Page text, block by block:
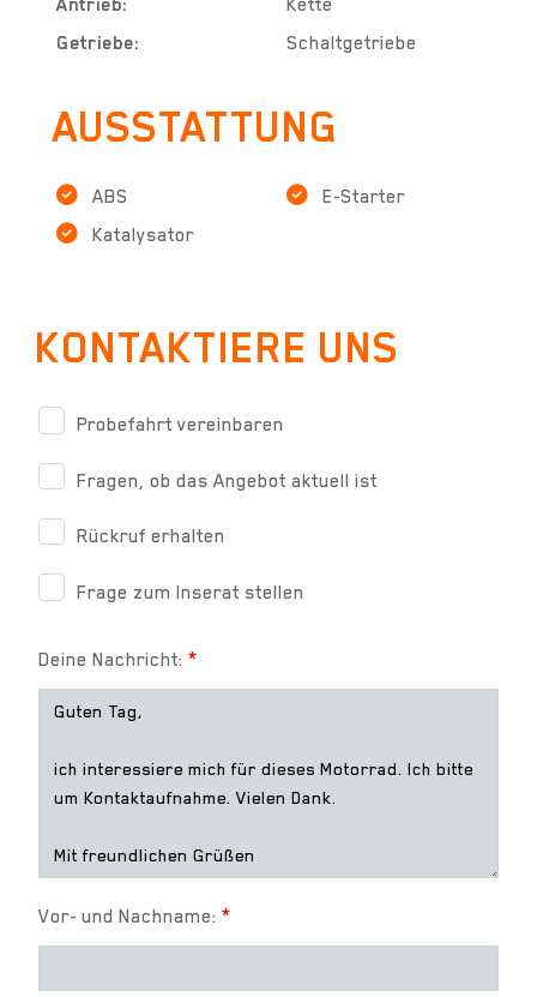
Antrieb:
Kette
Getriebe:
Schaltgetriebe
AUSSTATTUNG
ABS
E-Starter
Katalysator
KONTAKTIERE UNS
Probefahrt vereinbaren
Fragen, ob das Angebot aktuell ist
Rückruf erhalten
Frage zum Inserat stellen
Deine Nachricht: *
Vor- und Nachname: *